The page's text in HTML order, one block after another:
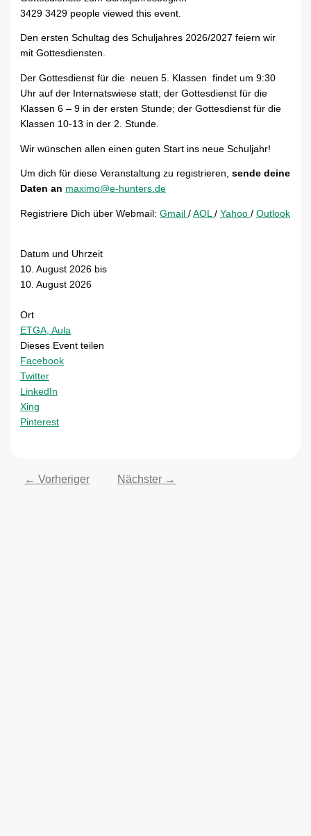
34293429 people viewed this event.
Den ersten Schultag des Schuljahres 2026/2027 feiern wir
mit Gottesdiensten.
Der Gottesdienst für die neuen 5. Klassen findet um 9:30
Uhr auf der Internatswiese statt; der Gottesdienst für die
Klassen 6 – 9 in der ersten Stunde; der Gottesdienst für die
Klassen 10-13 in der 2. Stunde.
Wir wünschen allen einen guten Start ins neue Schuljahr!
Um dich für diese Veranstaltung zu registrieren,sende deine
Daten an maximo@e-hunters.de
Registriere Dich über Webmail:Gmail/AOL/Yahoo/Outlook
Datum und Uhrzeit
10. August 2026 bis
10. August 2026
Ort
ETGA, Aula
Dieses Event teilen
Facebook
Twitter
LinkedIn
Xing
Pinterest
← Vorheriger Nächster →